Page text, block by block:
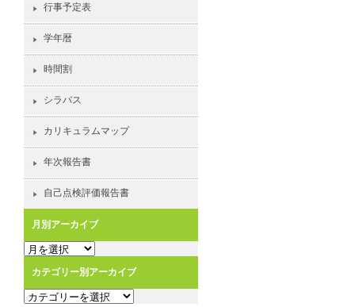
行事予定表
学年暦
時間割
シラバス
カリキュラムマップ
年次報告書
自己点検評価報告書
月別アーカイブ
月
ー
カテゴリー別アーカイブ
カ